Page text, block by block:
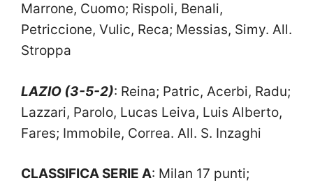
Marrone, Cuomo; Rispoli, Benali,
Petriccione, Vulic, Reca; Messias, Simy. All.
Stroppa
LAZIO (3-5-2): Reina; Patric, Acerbi, Radu;
Lazzari, Parolo, Lucas Leiva, Luis Alberto,
Fares; Immobile, Correa. All. S. Inzaghi
CLASSIFICA SERIE A: Milan 17 punti;